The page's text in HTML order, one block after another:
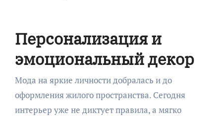
Персонализация и
эмоциональный декор
Мода на яркие личности добралась и до
оформления жилого пространства. Сегодня
интерьер уже не диктует правила, а мягко